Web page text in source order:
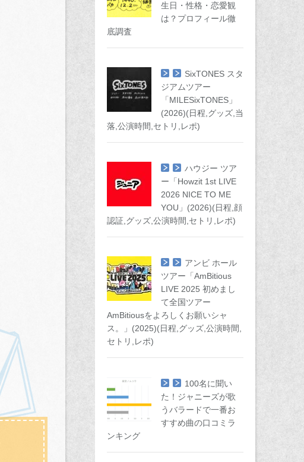
生日・性格・恋愛観
は？プロフィール徹
底調査
SixTONES スタ
ジアムツアー
「MILESixTONES」
(2026)(日程,グッズ,当
落,公演時間,セトリ,レポ)
ハウジー ツア
ー「Howzit 1st LIVE
2026 NICE TO ME
YOU」(2026)(日程,顔
認証,グッズ,公演時間,セトリ,レポ)
アンビ ホール
ツアー「AmBitious
LIVE 2025 初めまし
て全国ツアー
AmBitiousをよろしくお願いシャ
ス。」(2025)(日程,グッズ,公演時間,
セトリ,レポ)
100名に聞い
た！ジャニーズが歌
うバラードで一番お
すすめ曲の口コミラ
ンキング